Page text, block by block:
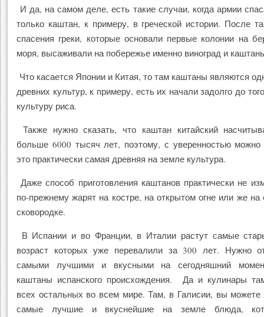
И да, на самом деле, есть такие случаи, когда армии
только каштан, к примеру, в греческой истории. После
спасения греки, которые основали первые колонии на
моря, высаживали на побережье именно виноград и
Что касается Японии и Китая, то там каштаны являются
древних культур, к примеру, есть их начали задолго до
культуру риса.
Также нужно сказать, что каштан китайский
больше 6000 тысяч лет, поэтому, с уверенностью можно
это практически самая древняя на земле культура.
Даже способ приготовления каштанов практически не
по-прежнему жарят на костре, на открытом огне или же на
сковородке.
В Испании и во Франции, в Италии растут самые
возраст которых уже перевалили за 300 лет. Нужно
самыми лучшими и вкусными на сегодняшний
каштаны испанского происхождения. Да и кулинары
всех остальных во всем мире. Там, в Галисии, вы можете
самые лучшие и вкуснейшие на земле блюда,